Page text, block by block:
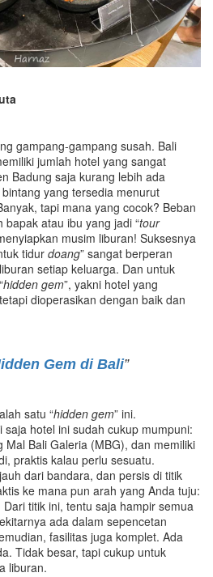
gampang-gampang susah. Bali
jumlah hotel yang sangat
Badung saja kurang lebih ada
yang tersedia menurut
tapi mana yang cocok? Beban
atau ibu yang jadi “tour
musim liburan! Suksesnya
tidur doang” sangat berperan
setiap keluarga. Dan untuk
hidden gem”, yakni hotel yang
dioperasikan dengan baik dan
Gem di Bali”
satu “hidden gem” ini.
hotel ini sudah cukup mumpuni:
Mal Bali Galeria (MBG), dan memiliki
praktis kalau perlu sesuatu.
dari bandara, dan persis di titik
ke mana pun arah yang Anda tuju:
titik ini, tentu saja hampir semua
ada dalam sepencetan
fasilitas juga komplet. Ada
Tidak besar, tapi cukup untuk
liburan.